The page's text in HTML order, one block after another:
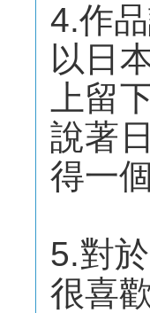
4.作
以日
上留
說著
得一
5.對
很喜